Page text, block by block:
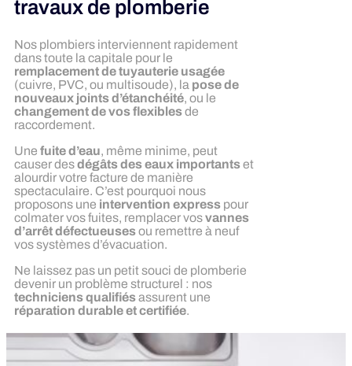
travaux de plomberie
Nos plombiers interviennent rapidement
dans toute la capitale pour le
remplacement de tuyauterie usagée
(cuivre, PVC, ou multisoude), la pose de
nouveaux joints d’étanchéité, ou le
changement de vos flexiblesde
raccordement.
Une fuite d’eau, même minime, peut
causer desdégâts des eaux importantset
alourdir votre facture de manière
spectaculaire. C’est pourquoi nous
proposons une intervention express pour
colmater vos fuites, remplacer vosvannes
d’arrêt défectueusesou remettre à neuf
vos systèmes d’évacuation.
Ne laissez pas un petit souci de plomberie
devenir un problème structurel : nos
techniciens qualifiésassurent une
réparation durable et certifiée.